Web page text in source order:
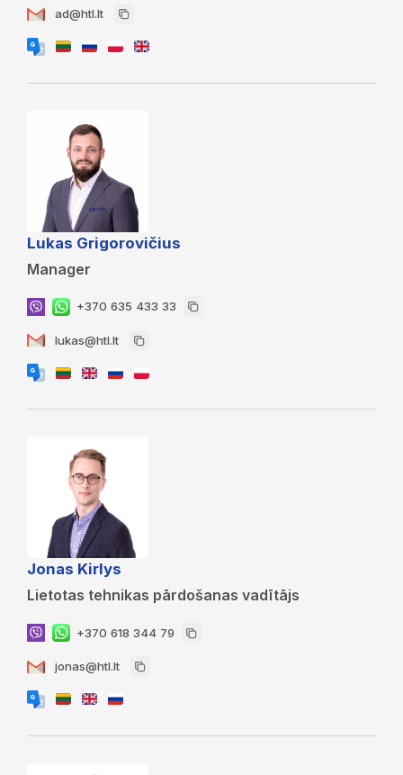
ad@htl.lt
Lukas Grigorovičius
Manager
+370 635 433 33
lukas@htl.lt
Jonas Kirlys
Lietotas tehnikas pārdošanas vadītājs
+370 618 344 79
jonas@htl.lt